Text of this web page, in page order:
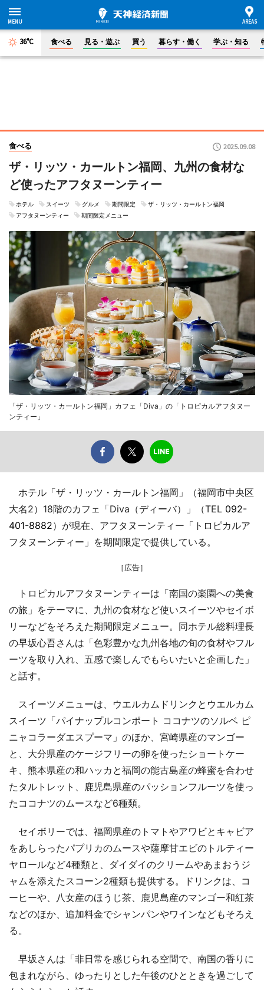
36°C 食べる 見る・遊ぶ 買う 暮らす・働く 学ぶ・知る
食べる 2025.09.08
ザ・リッツ・カールトン福岡、九州の食材な
ど使ったアフタヌーンティー
ホテル スイーツ グルメ 期間限定
ザ・リッツ・カールトン福岡
アフタヌーンティー
期間限定メニュー
「ザ・リッツ・カールトン福岡」カフェ「Diva」の「トロピカルアフタヌー
ンティー」
ホテル「ザ・リッツ・カールトン福岡」（福岡市中央区
大名2）18階のカフェ「Diva（ディーバ）」（TEL 092-
401-8882）が現在、アフタヌーンティー「トロピカルア
フタヌーンティー」を期間限定で提供している。
［広告］
トロピカルアフタヌーンティーは「南国の楽園への美食
の旅」をテーマに、九州の食材など使いスイーツやセイボ
リーなどをそろえた期間限定メニュー。同ホテル総料理長
の早坂心吾さんは「色彩豊かな九州各地の旬の食材やフル
ーツを取り入れ、五感で楽しんでもらいたいと企画した」
と話す。
スイーツメニューは、ウエルカムドリンクとウエルカム
スイーツ「パイナップルコンポート ココナツのソルベ ピ
ニャコラーダエスプーマ」のほか、宮崎県産のマンゴー
と、大分県産のケージフリーの卵を使ったショートケー
キ、熊本県産の和ハッカと福岡の能古島産の蜂蜜を合わせ
たタルトレット、鹿児島県産のパッションフルーツを使っ
たココナツのムースなど6種類。
セイボリーでは、福岡県産のトマトやアワビとキャビア
をあしらったパプリカのムースや薩摩甘エビのトルティー
ヤロールなど4種類と、ダイダイのクリームやあまおうジ
ャムを添えたスコーン2種類も提供する。ドリンクは、コ
ーヒーや、八女産のほうじ茶、鹿児島産のマンゴー和紅茶
などのほか、追加料金でシャンパンやワインなどもそろえ
る。
早坂さんは「非日常を感じられる空間で、南国の香りに
包まれながら、ゆったりとした午後のひとときを過ごして